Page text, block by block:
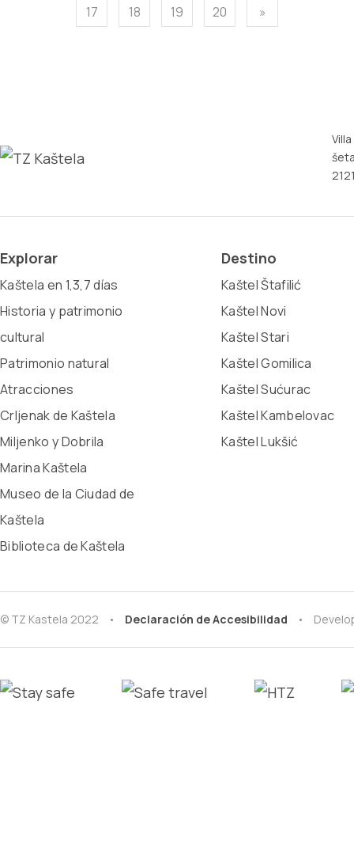
17 18 19 20 »
Explorar
Kaštela en 1,3,7 días
Historia y patrimonio
cultural
Patrimonio natural
Atracciones
Crljenak de Kaštela
Miljenko y Dobrila
Marina Kaštela
Museo de la Ciudad de
Kaštela
Biblioteca de Kaštela
Destino
Kaštel Štafilić
Kaštel Novi
Kaštel Stari
Kaštel Gomilica
Kaštel Sućurac
Kaštel Kambelovac
Kaštel Lukšić
© TZ Kastela 2022 Declaración de Accesibilidad